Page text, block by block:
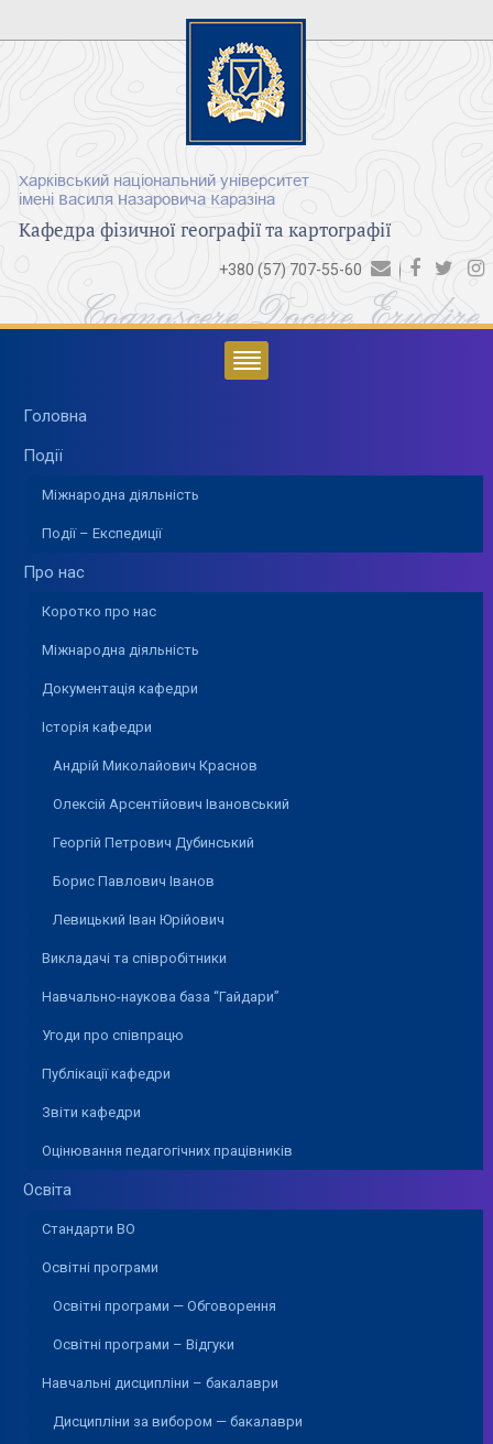
Харківський національний університет
імені Василя Назаровича Каразіна
Кафедра фізичної географії та картографії
+380 (57) 707-55-60
Cognoscere Docere Erudire
Головна
Події
Міжнародна діяльність
Події – Експедиції
Про нас
Коротко про нас
Міжнародна діяльність
Документація кафедри
Історія кафедри
Андрій Миколайович Краснов
Олексій Арсентійович Івановський
Георгій Петрович Дубинський
Борис Павлович Іванов
Левицький Іван Юрійович
Викладачі та співробітники
Навчально-наукова база “Гайдари”
Угоди про співпрацю
Публікації кафедри
Звіти кафедри
Оцінювання педагогічних працівників
Освіта
Стандарти ВО
Освітні програми
Освітні програми — Обговорення
Освітні програми – Відгуки
Навчальні дисципліни – бакалаври
Дисципліни за вибором — бакалаври